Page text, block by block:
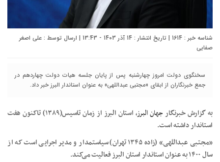
شناسه خبر : 1614 | تاریخ انتشار : 14 آذر 1403 - 13:43 | ارسال توسط :
علی اصغر
صفایی
سخنگوی دولت امروز چهارشنبه پس از پایان جلسه هیات دولت چهاردهم در
جمع خبرنگاران از ابقای «مجتبی عبداللهی» به عنوان استاندار البرز خبر داد.
به گزارش خبرنگارجهان البرز
، استان البرز از زمان تاسیس(۱۳۸۹) تاکنون هفت
استاندار داشته است.
«مجتبی عبداللهی» (زاده ۱۳۴۵ تهران) سیاستمدار و مدیر اجرایی است که از
سال ۱۴۰۰ به‌ عنوان استاندار استان البرز فعالیت می‌کند.